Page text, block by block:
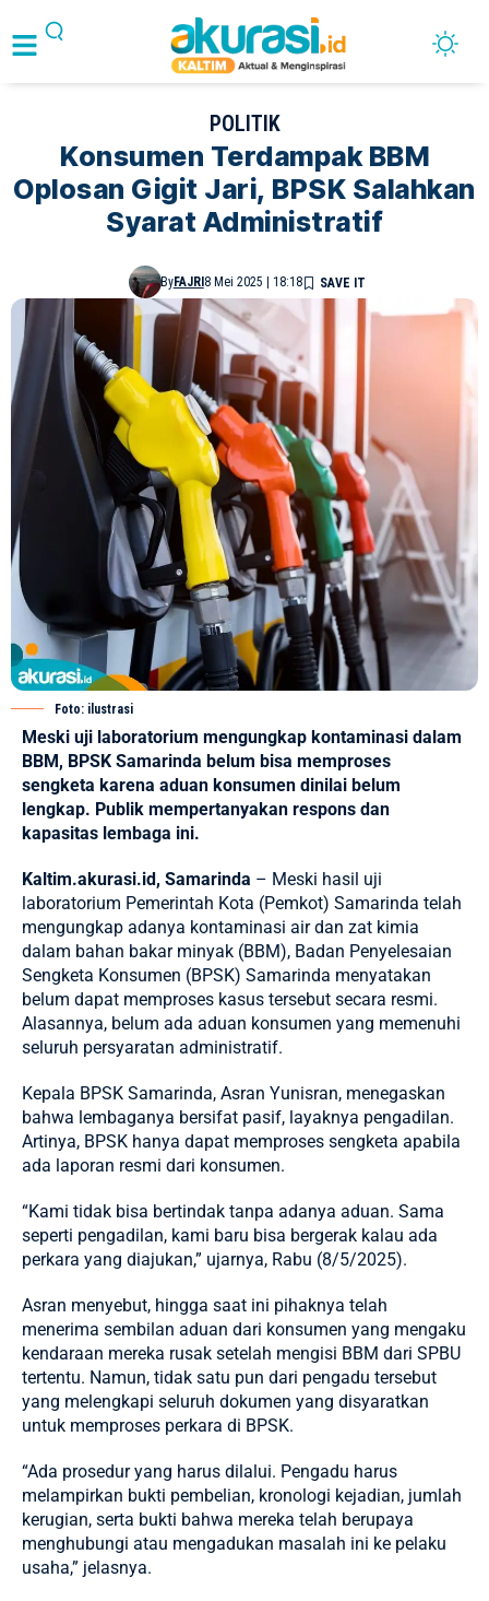
POLITIK
Konsumen Terdampak BBM
Oplosan Gigit Jari, BPSK Salahkan
Syarat Administratif
ByFAJRI8 Mei 2025 | 18:18
Foto: ilustrasi
Meski uji laboratorium mengungkap kontaminasi dalam
BBM, BPSK Samarinda belum bisa memproses
sengketa karena aduan konsumen dinilai belum
lengkap. Publik mempertanyakan respons dan
kapasitas lembaga ini.
Kaltim.akurasi.id, Samarinda – Meski hasil uji
laboratorium Pemerintah Kota (Pemkot) Samarinda telah
mengungkap adanya kontaminasi air dan zat kimia
dalam bahan bakar minyak (BBM), Badan Penyelesaian
Sengketa Konsumen (BPSK) Samarinda menyatakan
belum dapat memproses kasus tersebut secara resmi.
Alasannya, belum ada aduan konsumen yang memenuhi
seluruh persyaratan administratif.
Kepala BPSK Samarinda, Asran Yunisran, menegaskan
bahwa lembaganya bersifat pasif, layaknya pengadilan.
Artinya, BPSK hanya dapat memproses sengketa apabila
ada laporan resmi dari konsumen.
“Kami tidak bisa bertindak tanpa adanya aduan. Sama
seperti pengadilan, kami baru bisa bergerak kalau ada
perkara yang diajukan,” ujarnya, Rabu (8/5/2025).
Asran menyebut, hingga saat ini pihaknya telah
menerima sembilan aduan dari konsumen yang mengaku
kendaraan mereka rusak setelah mengisi BBM dari SPBU
tertentu. Namun, tidak satu pun dari pengadu tersebut
yang melengkapi seluruh dokumen yang disyaratkan
untuk memproses perkara di BPSK.
“Ada prosedur yang harus dilalui. Pengadu harus
melampirkan bukti pembelian, kronologi kejadian, jumlah
kerugian, serta bukti bahwa mereka telah berupaya
menghubungi atau mengadukan masalah ini ke pelaku
usaha,” jelasnya.